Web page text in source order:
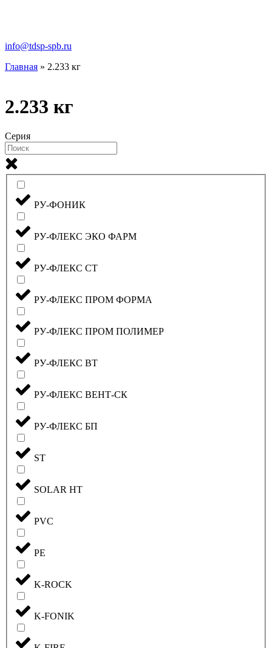
info@tdsp-spb.ru
Главная » 2.233 кг
2.233 кг
Серия
РУ-ФОНИК
РУ-ФЛЕКС ЭКО ФАРМ
РУ-ФЛЕКС СТ
РУ-ФЛЕКС ПРОМ ФОРМА
РУ-ФЛЕКС ПРОМ ПОЛИМЕР
РУ-ФЛЕКС ВТ
РУ-ФЛЕКС ВЕНТ-СК
РУ-ФЛЕКС БП
ST
SOLAR HT
PVC
PE
K-ROCK
K-FONIK